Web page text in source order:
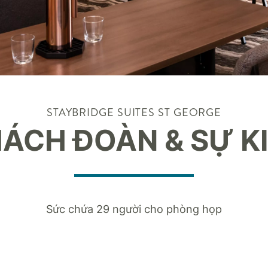
STAYBRIDGE SUITES ST GEORGE
ĐOÀN & SỰ
Sức chứa 29 người cho phòng họp